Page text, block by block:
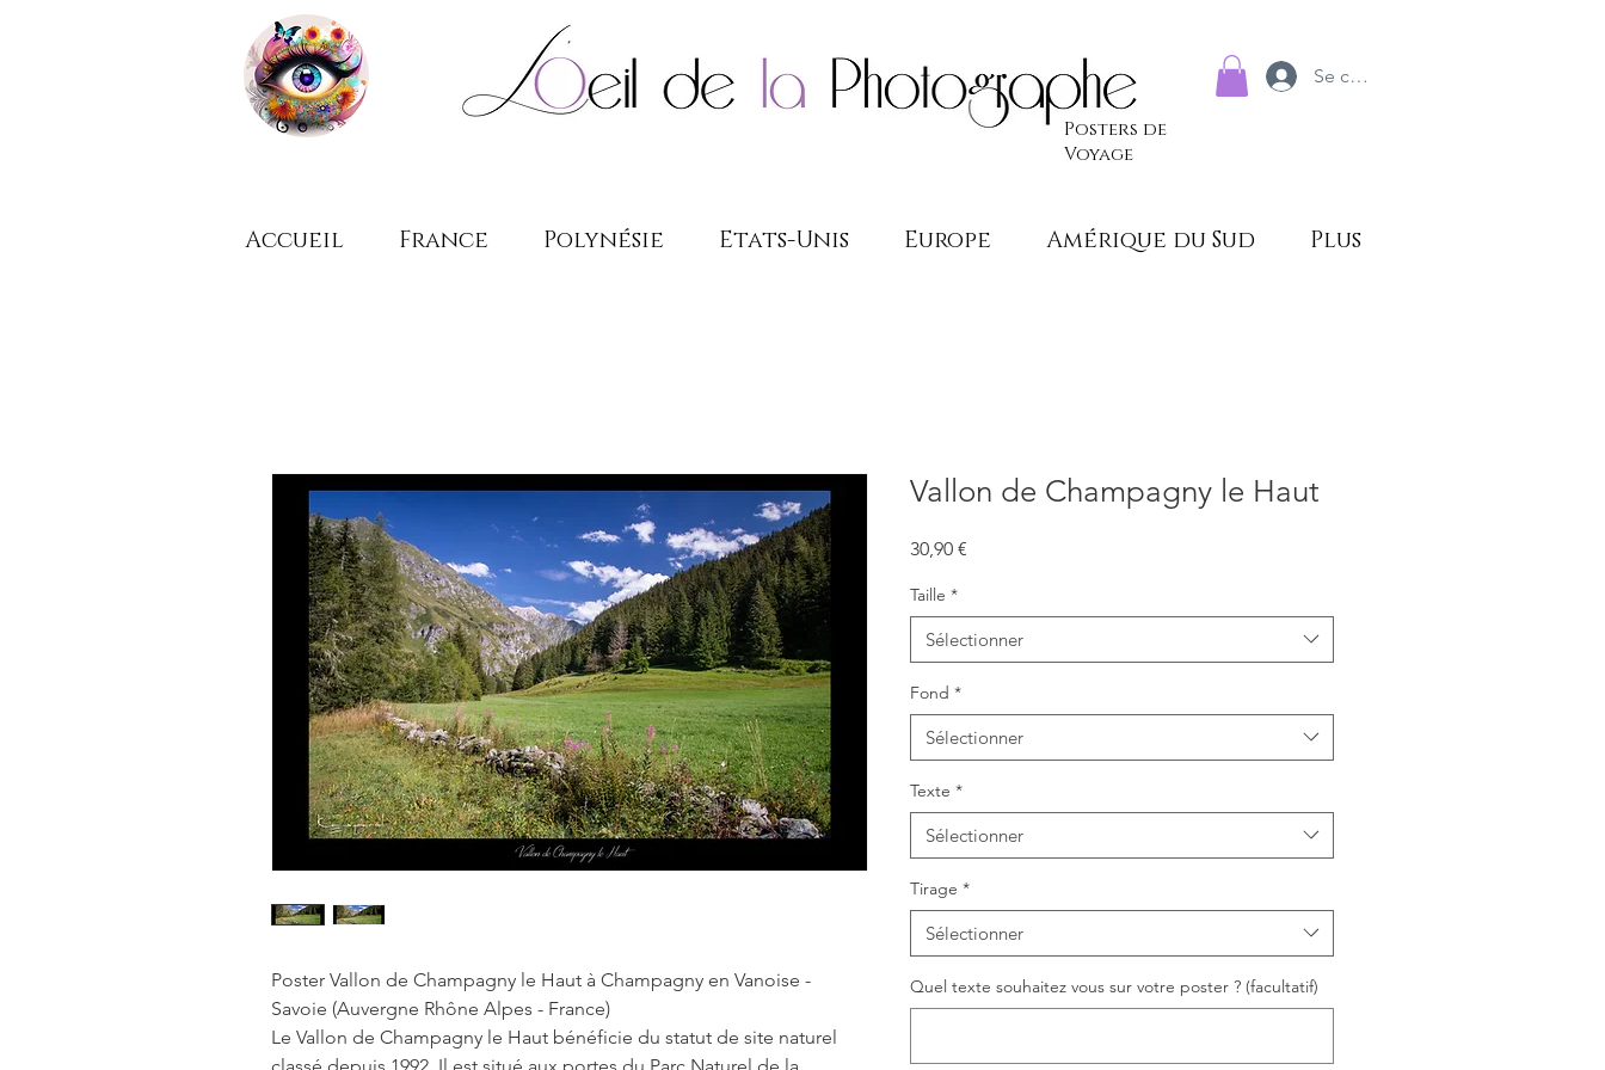
Posters de
Voyage
Se connecter
Accueil France Polynésie Etats-Unis Europe Amérique du Sud Plus
Poster Vallon de Champagny le Haut à Champagny en Vanoise -
Savoie (Auvergne Rhône Alpes - France)
Le Vallon de Champagny le Haut bénéficie du statut de site naturel
classé depuis 1992. Il est situé aux portes du Parc Naturel de la
Vallon de Champagny le Haut
30,90 €
Taille *
Sélectionner
Fond *
Sélectionner
Texte *
Sélectionner
Tirage *
Sélectionner
Quel texte souhaitez vous sur votre poster ? (facultatif)